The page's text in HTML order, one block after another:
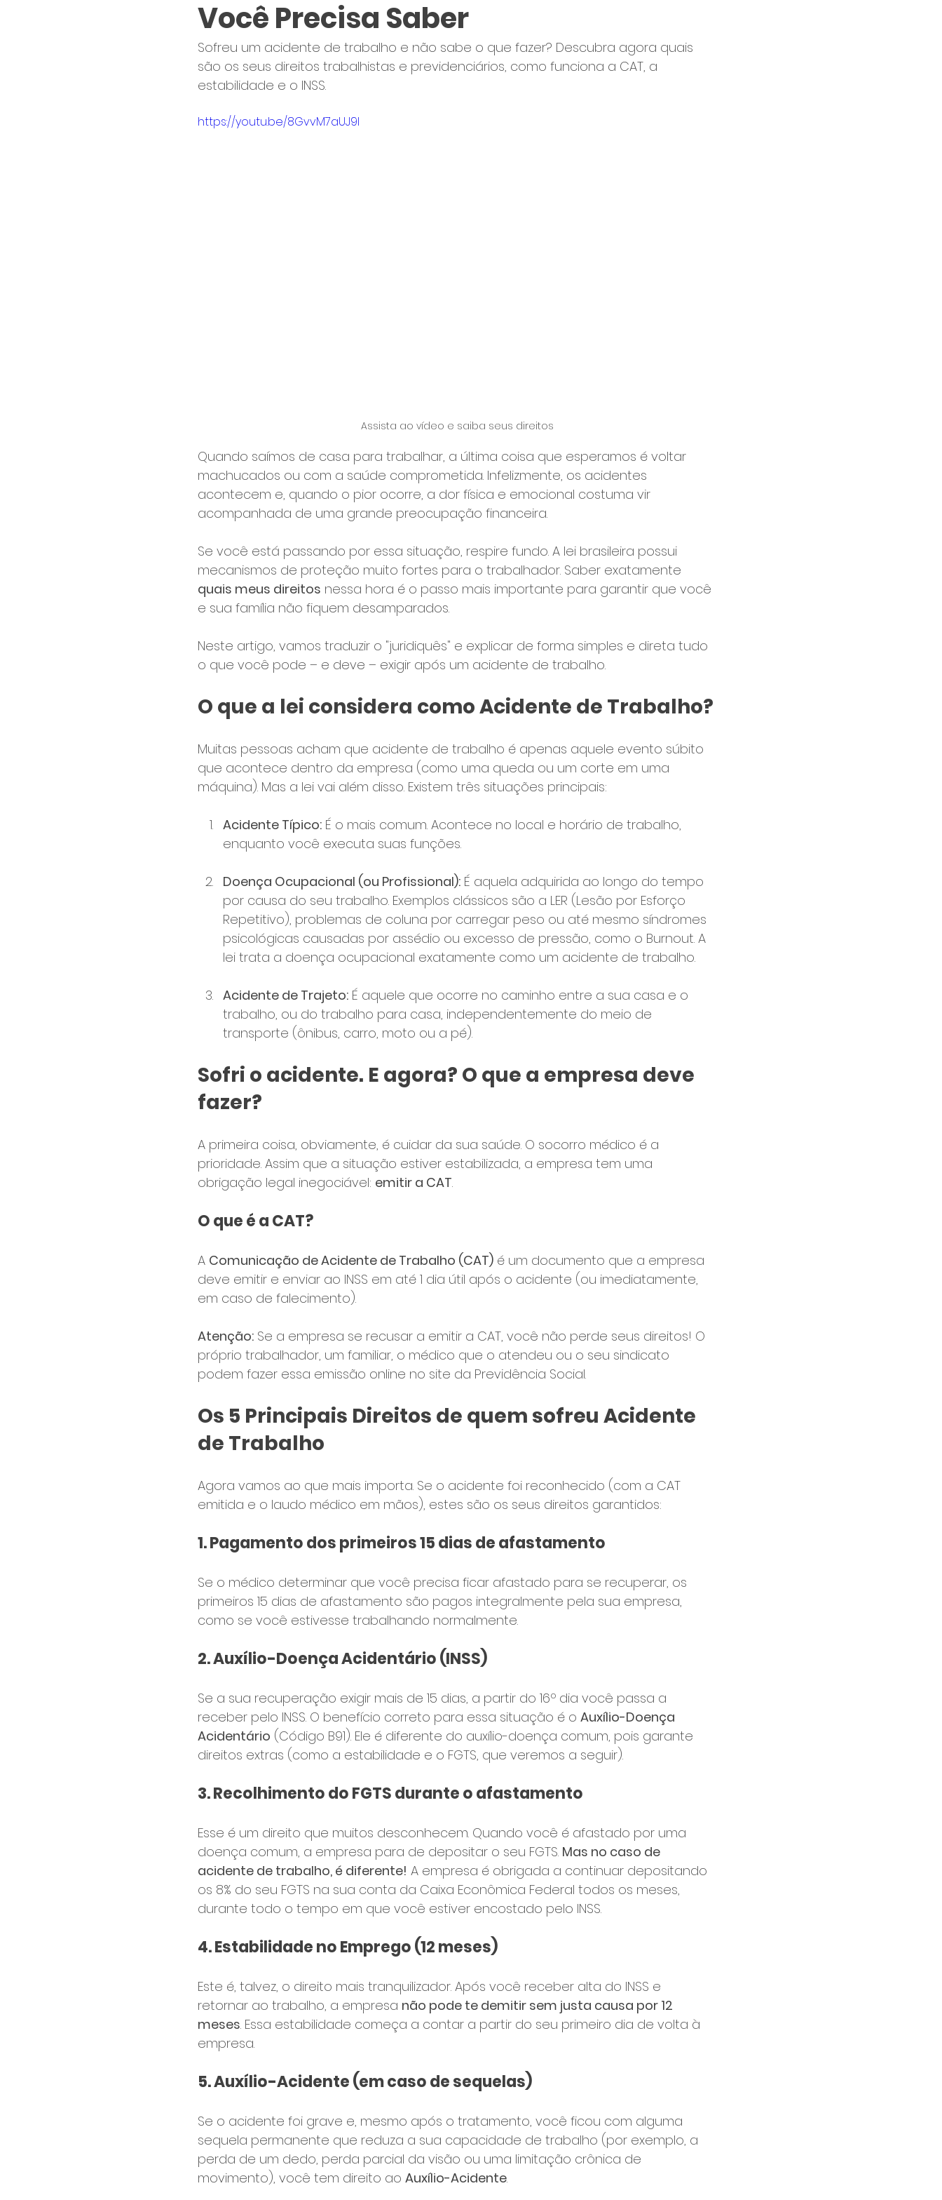
Você Precisa Saber
Sofreu um acidente de trabalho e não sabe o que fazer? Descubra agora quais
são os seus direitos trabalhistas e previdenciários, como funciona a CAT, a
estabilidade e o INSS.
https://youtu.be/8GvvM7aUJ9I
Assista ao vídeo e saiba seus direitos
Quando saímos de casa para trabalhar, a última coisa que esperamos é voltar
machucados ou com a saúde comprometida. Infelizmente, os acidentes
acontecem e, quando o pior ocorre, a dor física e emocional costuma vir
acompanhada de uma grande preocupação financeira.
Se você está passando por essa situação, respire fundo. A lei brasileira possui
mecanismos de proteção muito fortes para o trabalhador. Saber exatamente
quais meus direitos nessa hora é o passo mais importante para garantir que você
e sua família não fiquem desamparados.
Neste artigo, vamos traduzir o "juridiquês" e explicar de forma simples e direta tudo
o que você pode – e deve – exigir após um acidente de trabalho.
O que a lei considera como Acidente de Trabalho?
Muitas pessoas acham que acidente de trabalho é apenas aquele evento súbito
que acontece dentro da empresa (como uma queda ou um corte em uma
máquina). Mas a lei vai além disso. Existem três situações principais:
Acidente Típico: É o mais comum. Acontece no local e horário de trabalho,
enquanto você executa suas funções.
Doença Ocupacional (ou Profissional): É aquela adquirida ao longo do tempo
por causa do seu trabalho. Exemplos clássicos são a LER (Lesão por Esforço
Repetitivo), problemas de coluna por carregar peso ou até mesmo síndromes
psicológicas causadas por assédio ou excesso de pressão, como o Burnout. A
lei trata a doença ocupacional exatamente como um acidente de trabalho.
Acidente de Trajeto: É aquele que ocorre no caminho entre a sua casa e o
trabalho, ou do trabalho para casa, independentemente do meio de
transporte (ônibus, carro, moto ou a pé).
Sofri o acidente. E agora? O que a empresa deve
fazer?
A primeira coisa, obviamente, é cuidar da sua saúde. O socorro médico é a
prioridade. Assim que a situação estiver estabilizada, a empresa tem uma
obrigação legal inegociável: emitir a CAT.
O que é a CAT?
A Comunicação de Acidente de Trabalho (CAT) é um documento que a empresa
deve emitir e enviar ao INSS em até 1 dia útil após o acidente (ou imediatamente,
em caso de falecimento).
Atenção: Se a empresa se recusar a emitir a CAT, você não perde seus direitos! O
próprio trabalhador, um familiar, o médico que o atendeu ou o seu sindicato
podem fazer essa emissão online no site da Previdência Social.
Os 5 Principais Direitos de quem sofreu Acidente
de Trabalho
Agora vamos ao que mais importa. Se o acidente foi reconhecido (com a CAT
emitida e o laudo médico em mãos), estes são os seus direitos garantidos:
1. Pagamento dos primeiros 15 dias de afastamento
Se o médico determinar que você precisa ficar afastado para se recuperar, os
primeiros 15 dias de afastamento são pagos integralmente pela sua empresa,
como se você estivesse trabalhando normalmente.
2. Auxílio-Doença Acidentário (INSS)
Se a sua recuperação exigir mais de 15 dias, a partir do 16º dia você passa a
receber pelo INSS. O benefício correto para essa situação é o Auxílio-Doença
Acidentário (Código B91). Ele é diferente do auxílio-doença comum, pois garante
direitos extras (como a estabilidade e o FGTS, que veremos a seguir).
3. Recolhimento do FGTS durante o afastamento
Esse é um direito que muitos desconhecem. Quando você é afastado por uma
doença comum, a empresa para de depositar o seu FGTS. Mas no caso de
acidente de trabalho, é diferente! A empresa é obrigada a continuar depositando
os 8% do seu FGTS na sua conta da Caixa Econômica Federal todos os meses,
durante todo o tempo em que você estiver encostado pelo INSS.
4. Estabilidade no Emprego (12 meses)
Este é, talvez, o direito mais tranquilizador. Após você receber alta do INSS e
retornar ao trabalho, a empresa não pode te demitir sem justa causa por 12
meses. Essa estabilidade começa a contar a partir do seu primeiro dia de volta à
empresa.
5. Auxílio-Acidente (em caso de sequelas)
Se o acidente foi grave e, mesmo após o tratamento, você ficou com alguma
sequela permanente que reduza a sua capacidade de trabalho (por exemplo, a
perda de um dedo, perda parcial da visão ou uma limitação crônica de
movimento), você tem direito ao Auxílio-Acidente.